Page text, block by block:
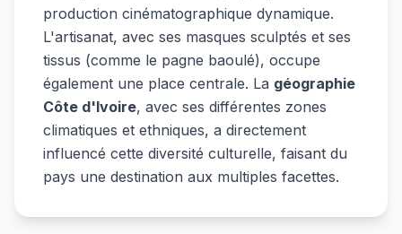
production cinématographique dynamique.
L'artisanat, avec ses masques sculptés et ses
tissus (comme le pagne baoulé), occupe
également une place centrale. La géographie
Côte d'Ivoire, avec ses différentes zones
climatiques et ethniques, a directement
influencé cette diversité culturelle, faisant du
pays une destination aux multiples facettes.